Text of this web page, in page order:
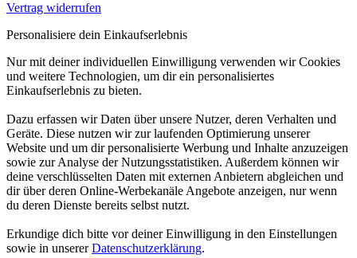
Vertrag widerrufen
Personalisiere dein Einkaufserlebnis
Nur mit deiner individuellen Einwilligung verwenden wir Cookies
und weitere Technologien, um dir ein personalisiertes
Einkaufserlebnis zu bieten.
Dazu erfassen wir Daten über unsere Nutzer, deren Verhalten und
Geräte. Diese nutzen wir zur laufenden Optimierung unserer
Website und um dir personalisierte Werbung und Inhalte anzuzeigen
sowie zur Analyse der Nutzungsstatistiken. Außerdem können wir
deine verschlüsselten Daten mit externen Anbietern abgleichen und
dir über deren Online-Werbekanäle Angebote anzeigen, nur wenn
du deren Dienste bereits selbst nutzt.
Erkundige dich bitte vor deiner Einwilligung in den Einstellungen
sowie in unsererDatenschutzerklärung.